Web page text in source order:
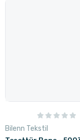
Bilenn Tekstil